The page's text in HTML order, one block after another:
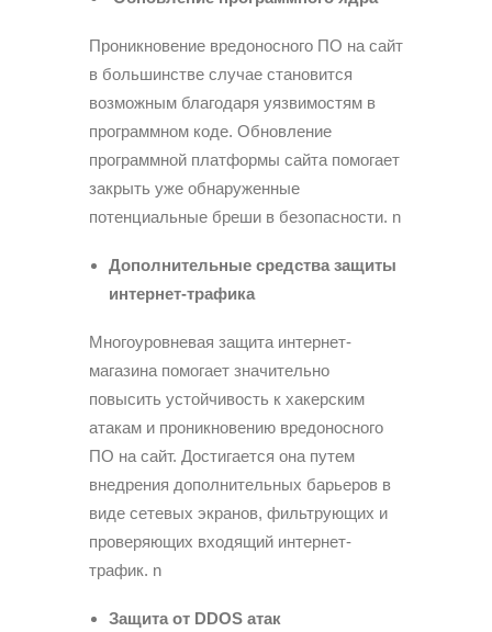
Проникновение вредоносного ПО на сайт
в большинстве случае становится
возможным благодаря уязвимостям в
программном коде. Обновление
программной платформы сайта помогает
закрыть уже обнаруженные
потенциальные бреши в безопасности. n
Дополнительные средства защиты
интернет-трафика
Многоуровневая защита интернет-
магазина помогает значительно
повысить устойчивость к хакерским
атакам и проникновению вредоносного
ПО на сайт. Достигается она путем
внедрения дополнительных барьеров в
виде сетевых экранов, фильтрующих и
проверяющих входящий интернет-
трафик. n
Защита от DDOS атак